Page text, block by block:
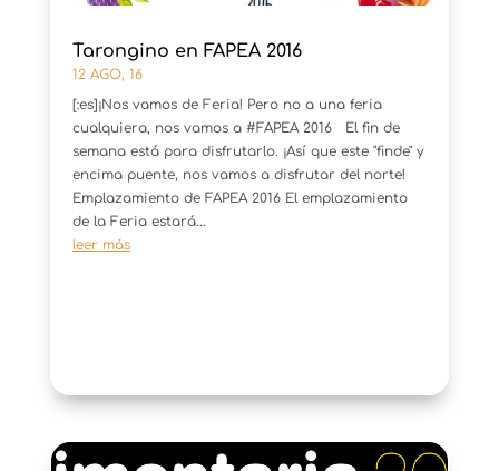
Tarongino en FAPEA 2016
12 AGO, 16
[:es]¡Nos vamos de Feria! Pero no a una feria
cualquiera, nos vamos a #FAPEA 2016 El fin de
semana está para disfrutarlo. ¡Así que este "finde" y
encima puente, nos vamos a disfrutar del norte!
Emplazamiento de FAPEA 2016 El emplazamiento
de la Feria estará...
leer más